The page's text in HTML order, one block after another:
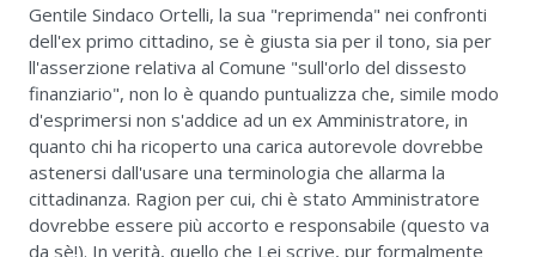
Gentile Sindaco Ortelli, la sua "reprimenda" nei confronti
dell'ex primo cittadino, se è giusta sia per il tono, sia per
ll'asserzione relativa al Comune "sull'orlo del dissesto
finanziario", non lo è quando puntualizza che, simile modo
d'esprimersi non s'addice ad un ex Amministratore, in
quanto chi ha ricoperto una carica autorevole dovrebbe
astenersi dall'usare una terminologia che allarma la
cittadinanza. Ragion per cui, chi è stato Amministratore
dovrebbe essere più accorto e responsabile (questo va
da sè!). In verità, quello che Lei scrive, pur formalmente